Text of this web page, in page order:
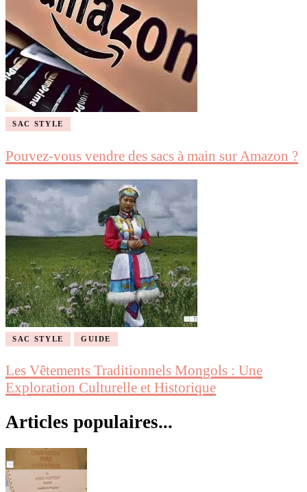
SAC STYLE
Pouvez-vous vendre des sacs à main sur Amazon ?
SAC STYLE GUIDE
Les Vêtements Traditionnels Mongols : Une
Exploration Culturelle et Historique
Articles populaires...